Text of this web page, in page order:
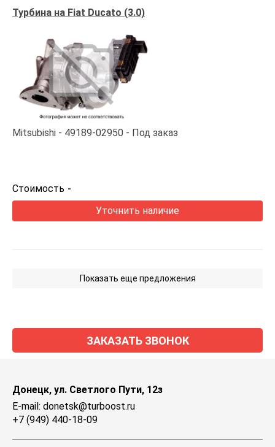
Турбина на Fiat Ducato (3.0)
Mitsubishi 49189-02950 Под заказ
Стоимость -
Уточнить наличие
Показать еще предложения
ЗАКАЗАТЬ ЗВОНОК
Донецк, ул. Светлого Пути, 12з
E-mail: donetsk@turboost.ru
+7 (949) 440-18-09